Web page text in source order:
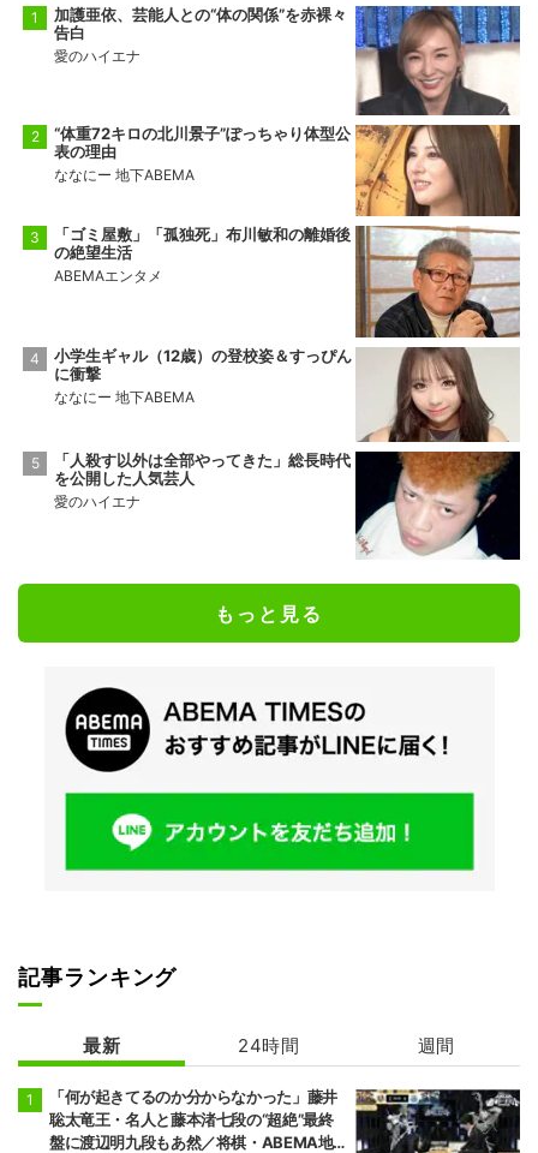
加護亜依、芸能人との“体の関係”を赤裸々
告白
愛のハイエナ
“体重72キロの北川景子”ぽっちゃり体型公
表の理由
ななにー 地下ABEMA
「ゴミ屋敷」「孤独死」布川敏和の離婚後
の絶望生活
ABEMAエンタメ
小学生ギャル（12歳）の登校姿＆すっぴん
に衝撃
ななにー 地下ABEMA
「人殺す以外は全部やってきた」総長時代
を公開した人気芸人
愛のハイエナ
もっと見る
記事ランキング
最新 24時間 週間
「何が起きてるのか分からなかった」藤井
聡太竜王・名人と藤本渚七段の“超絶”最終
盤に渡辺明九段もあ然／将棋・ABEMA地